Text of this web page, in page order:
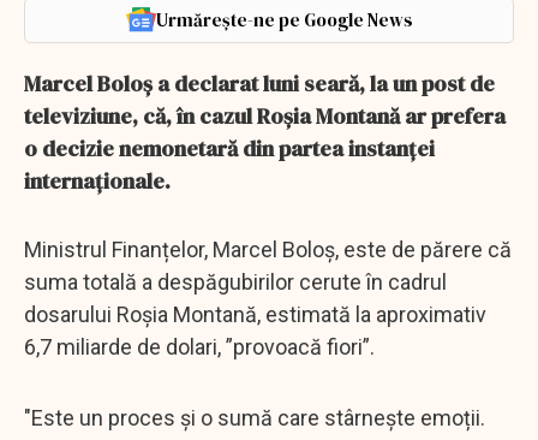
Urmărește-ne pe Google News
Marcel Boloș a declarat luni seară, la un post de
televiziune, că, în cazul Roșia Montană ar prefera
o decizie nemonetară din partea instanţei
internaţionale.
Ministrul Finanțelor, Marcel Boloș, este de părere că
suma totală a despăgubirilor cerute în cadrul
dosarului Roșia Montană, estimată la aproximativ
6,7 miliarde de dolari, ”provoacă fiori”.
"Este un proces și o sumă care stârnește emoții.